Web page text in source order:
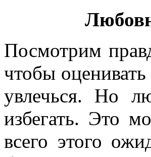
Посмотрим
чтобы
увлечься. Но
избегать. Это
всего этого